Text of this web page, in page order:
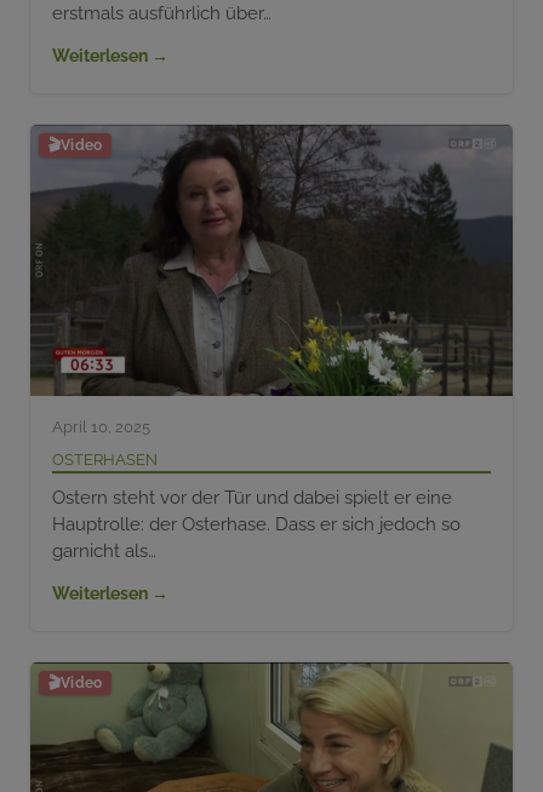
erstmals ausführlich über…
Weiterlesen →
🎬Video
April 10, 2025
Osterhasen
Ostern steht vor der Tür und dabei spielt er eine
Hauptrolle: der Osterhase. Dass er sich jedoch so
garnicht als…
Weiterlesen →
🎬Video